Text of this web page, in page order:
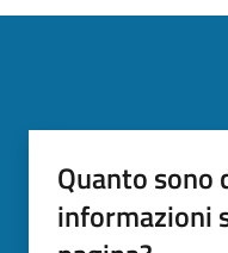
Quanto sono
informazioni